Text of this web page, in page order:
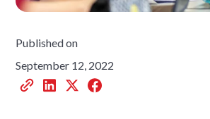
Published on
September 12, 2022